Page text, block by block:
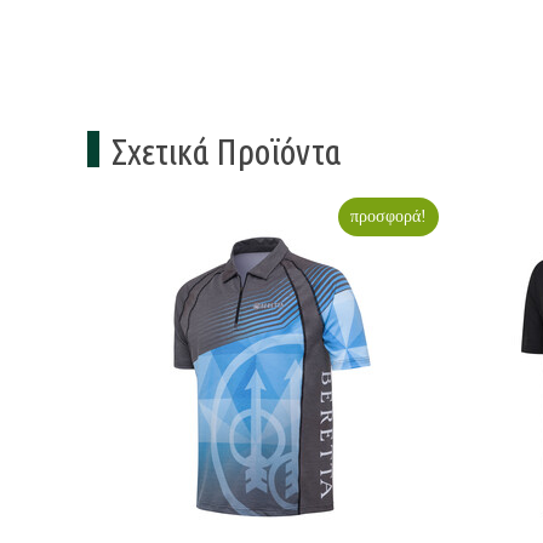
Σχετικά Προϊόντα
προσφορά!